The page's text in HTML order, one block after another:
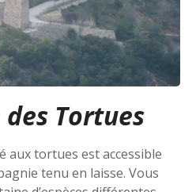
Tortues
aux tortues est accessible
tenu en laisse. Vous